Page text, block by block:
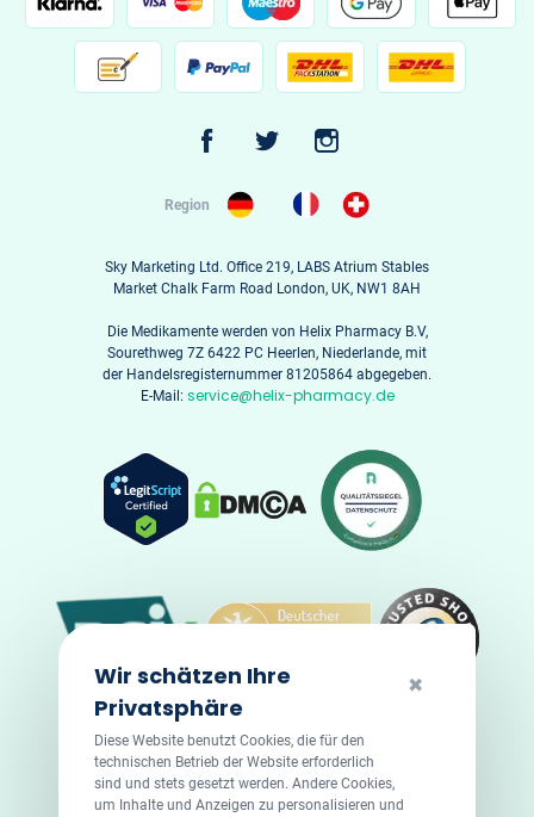
Region
Sky Marketing Ltd. Office 219, LABS Atrium Stables
Market Chalk Farm Road London, UK, NW1 8AH
Die Medikamente werden von Helix Pharmacy B.V,
Sourethweg 7Z 6422 PC Heerlen, Niederlande, mit
der Handelsregisternummer 81205864 abgegeben.
E-Mail: service@helix-pharmacy.de
✖
Wir schätzen Ihre
Privatsphäre
Diese Website benutzt Cookies, die für den
technischen Betrieb der Website erforderlich
sind und stets gesetzt werden. Andere Cookies,
um Inhalte und Anzeigen zu personalisieren und